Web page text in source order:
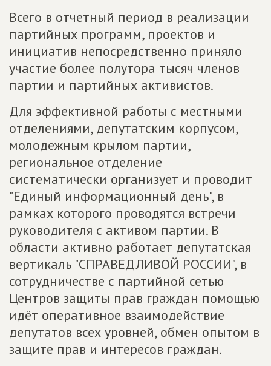
Всего в отчетный период в реализации
партийных программ, проектов и
инициатив непосредственно приняло
участие более полутора тысяч членов
партии и партийных активистов.
Для эффективной работы с местными
отделениями, депутатским корпусом,
молодежным крылом партии,
региональное отделение
систематически организует и проводит
"Единый информационный день", в
рамках которого проводятся встречи
руководителя с активом партии. В
области активно работает депутатская
вертикаль "СПРАВЕДЛИВОЙ РОССИИ", в
сотрудничестве с партийной сетью
Центров защиты прав граждан помощью
идёт оперативное взаимодействие
депутатов всех уровней, обмен опытом в
защите прав и интересов граждан.